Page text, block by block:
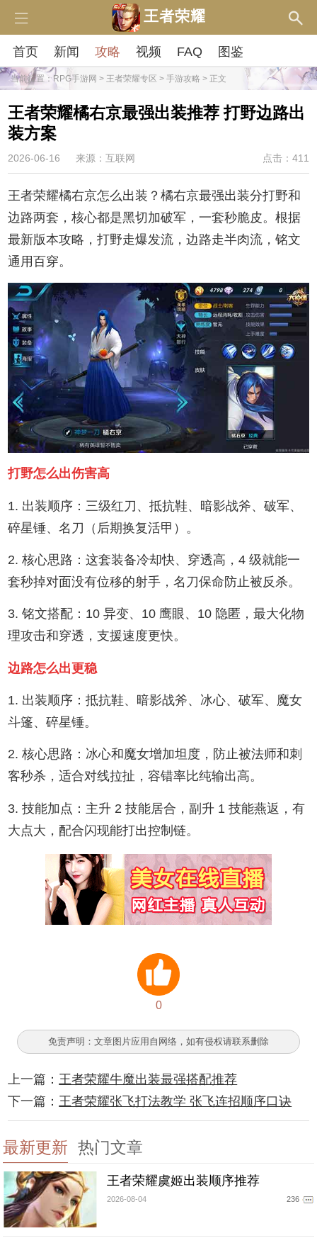
王者荣耀
首页 新闻 攻略 视频 FAQ 图鉴
当前位置：RPG手游网 > 王者荣耀专区 > 手游攻略 > 正文
王者荣耀橘右京最强出装推荐 打野边路出
装方案
2026-06-16 来源：互联网 点击：411
王者荣耀橘右京怎么出装？橘右京最强出装分打野和
边路两套，核心都是黑切加破军，一套秒脆皮。根据
最新版本攻略，打野走爆发流，边路走半肉流，铭文
通用百穿。
打野怎么出伤害高
1. 出装顺序：三级红刀、抵抗鞋、暗影战斧、破军、
碎星锤、名刀（后期换复活甲）。
2. 核心思路：这套装备冷却快、穿透高，4 级就能一
套秒掉对面没有位移的射手，名刀保命防止被反杀。
3. 铭文搭配：10 异变、10 鹰眼、10 隐匿，最大化物
理攻击和穿透，支援速度更快。
边路怎么出更稳
1. 出装顺序：抵抗鞋、暗影战斧、冰心、破军、魔女
斗篷、碎星锤。
2. 核心思路：冰心和魔女增加坦度，防止被法师和刺
客秒杀，适合对线拉扯，容错率比纯输出高。
3. 技能加点：主升 2 技能居合，副升 1 技能燕返，有
大点大，配合闪现能打出控制链。
0
免责声明：文章图片应用自网络，如有侵权请联系删除
上一篇：王者荣耀牛魔出装最强搭配推荐
下一篇：王者荣耀张飞打法教学 张飞连招顺序口诀
最新更新 热门文章
王者荣耀虞姬出装顺序推荐
2026-08-04 236